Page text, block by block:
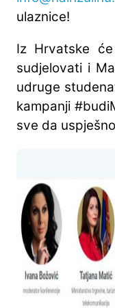
ulaznice!
Iz Hrvatske
sudjelovati i
udruge
kampanji
sve da